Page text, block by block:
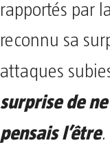
rapportés par
reconnu sa
attaques
surprise de
pensais l’être.